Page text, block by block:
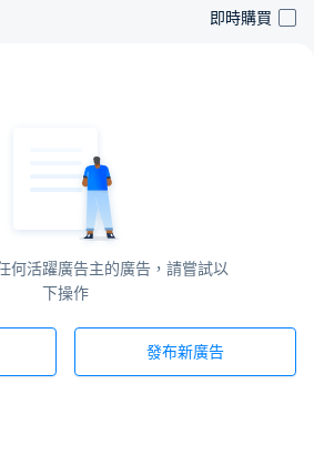
即時購買
何活躍廣告主的廣告，請嘗試以
下操作
發布新廣告